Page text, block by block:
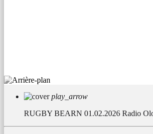
play_arrow
RUGBY BEARN 01.02.2026 Radio